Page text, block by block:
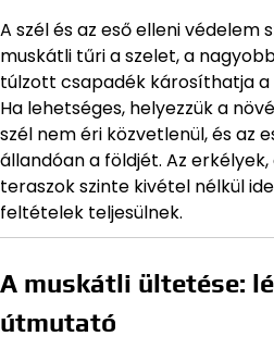
A szél és az eső elleni védelem
muskátli tűri a szelet, a
túlzott csapadék károsíthatja
Ha lehetséges, helyezzük a
szél nem éri közvetlenül, és az
állandóan a földjét. Az
teraszok szinte kivétel nélkül
feltételek teljesülnek.
A muskátli ültetése:
útmutató